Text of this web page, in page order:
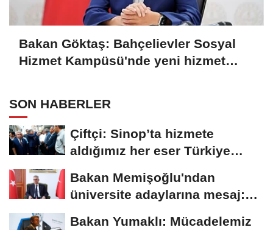
Bakan Göktaş: Bahçelievler Sosyal
Hizmet Kampüsü'nde yeni hizmet
SON HABERLER
Çiftçi: Sinop’ta hizmete
aldığımız her eser Türkiye
Bakan Memişoğlu'ndan
üniversite adaylarına mesaj:
Bakan Yumaklı: Mücadelemiz